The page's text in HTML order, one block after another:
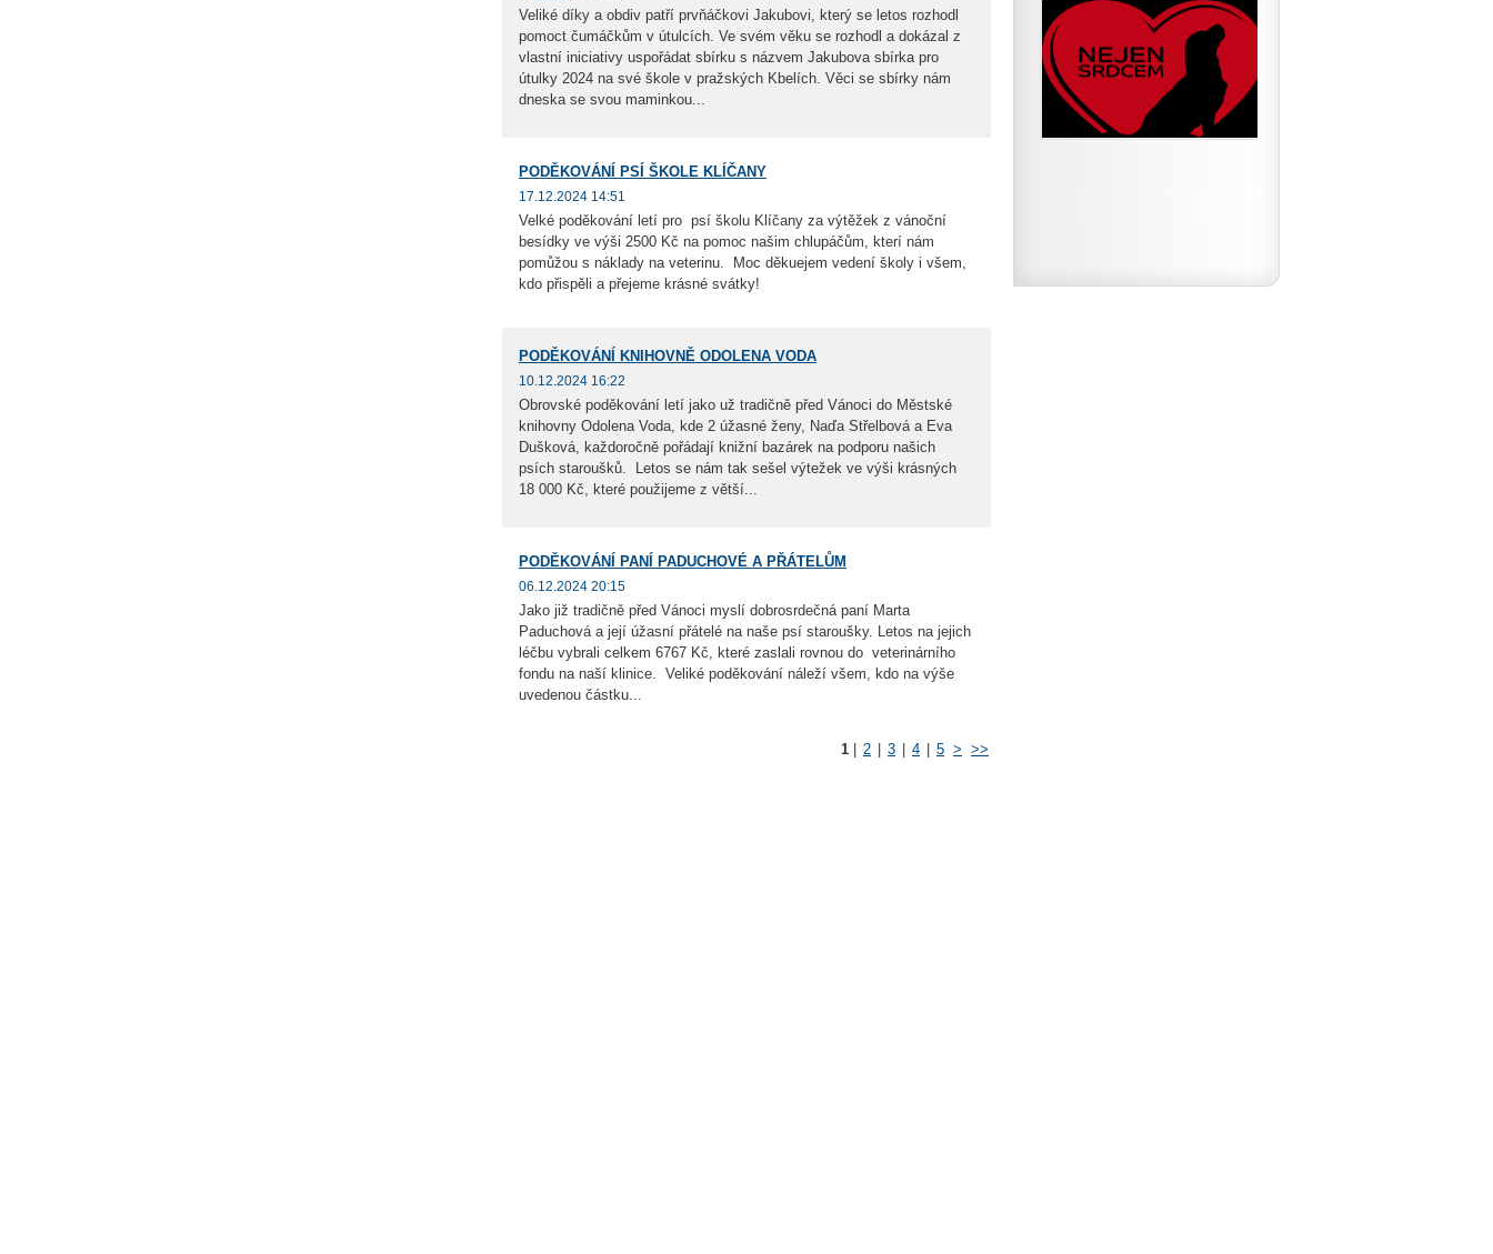
Veliké díky a obdiv patří prvňáčkovi Jakubovi, který se letos rozhodl
pomoct čumáčkům v útulcích. Ve svém věku se rozhodl a dokázal z
vlastní iniciativy uspořádat sbírku s názvem Jakubova sbírka pro
útulky 2024 na své škole v pražských Kbelích. Věci se sbírky nám
dneska se svou maminkou...
PODĚKOVÁNÍ PSÍ ŠKOLE KLÍČANY
17.12.2024 14:51
Velké poděkování letí pro psí školu Klíčany za výtěžek z vánoční
besídky ve výši 2500 Kč na pomoc našim chlupáčům, kterí nám
pomůžou s náklady na veterinu. Moc děkuejem vedení školy i všem,
kdo přispěli a přejeme krásné svátky!
PODĚKOVÁNÍ KNIHOVNĚ ODOLENA VODA
10.12.2024 16:22
Obrovské poděkování letí jako už tradičně před Vánoci do Městské
knihovny Odolena Voda, kde 2 úžasné ženy, Naďa Střelbová a Eva
Dušková, každoročně pořádají knižní bazárek na podporu našich
psích staroušků. Letos se nám tak sešel výtežek ve výši krásných
18 000 Kč, které použijeme z větší...
PODĚKOVÁNÍ PANÍ PADUCHOVÉ A PŘÁTELŮM
06.12.2024 20:15
Jako již tradičně před Vánoci myslí dobrosrdečná paní Marta
Paduchová a její úžasní přátelé na naše psí staroušky. Letos na jejich
léčbu vybrali celkem 6767 Kč, které zaslali rovnou do veterinárního
fondu na naší klinice. Veliké poděkování náleží všem, kdo na výše
uvedenou částku...
1 2 3 4 5 > >>